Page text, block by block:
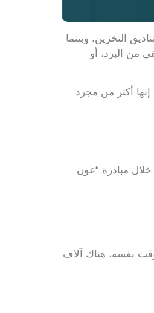
التخزين. وبينما
من البرد، أو
أكثر من مجرد
مبادرة “عون
نفسه، هناك آلاف